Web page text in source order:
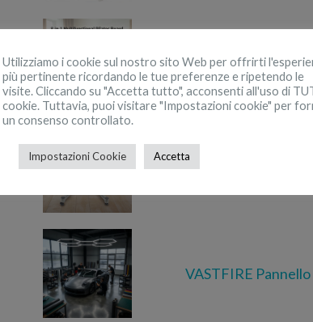
NONE Set Pilates
NONE Porta
VASTFIRE
Utilizziamo i cookie sul nostro sito Web per offrirti
più pertinente ricordando le tue preferenze e ripetendo le
visite. Cliccando su "Accetta tutto", acconsenti all'uso di
cookie. Tuttavia, puoi visitare "Impostazioni cookie" per
un consenso controllato.
Impostazioni Cookie Accetta